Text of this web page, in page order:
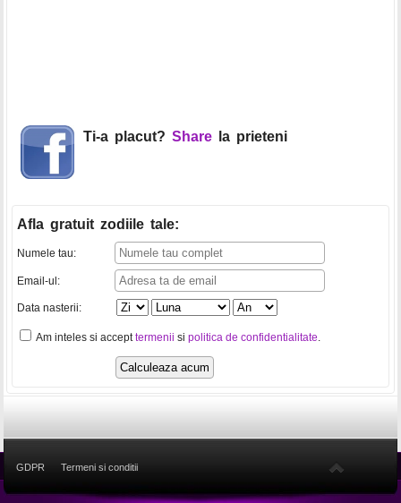
Ti-a placut? Share la prieteni
Afla gratuit zodiile tale:
Numele tau:
Email-ul:
Data nasterii:
Am inteles si accepttermenii si politica de confidentialitate.
GDPR Termeni si conditii